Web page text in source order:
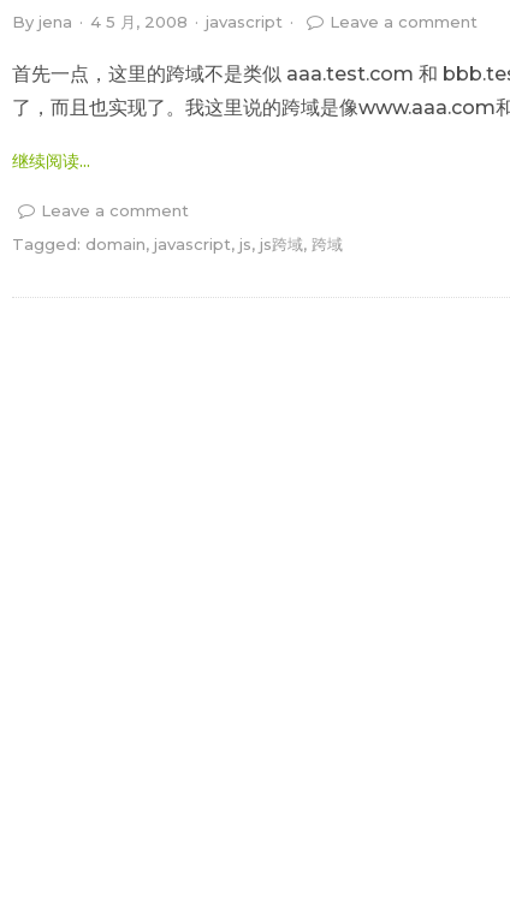
By jena · 4 5 月, 2008 · javascript · Leave a comment
首先一点，这里的跨域不是类似 aaa.test.com 和
了，而且也实现了。我这里说的跨域是像www.aaa.com
继续阅读...
Leave a comment
Tagged: domain, javascript, js, js跨域, 跨域